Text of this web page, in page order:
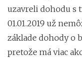
uzavreli dohodu s
01.01.2019 už
základe dohody o
pretože má viac